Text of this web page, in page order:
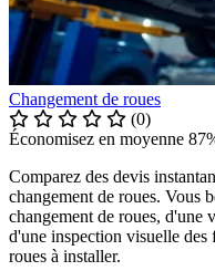
Changement de roues
(0)
Économisez en moyenne
Comparez des devis
changement de roues. Vous
changement de roues, d'une
d'une inspection visuelle
roues à installer.